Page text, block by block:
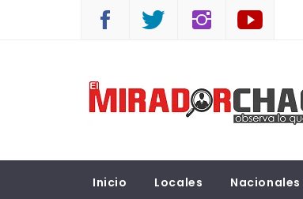
EL MIRADOR CHACO
Inicio Locales Nacionales